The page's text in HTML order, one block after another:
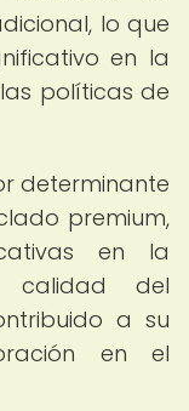
lo que
en la
políticas de
determinante
premium,
en la
calidad del
a su
en el